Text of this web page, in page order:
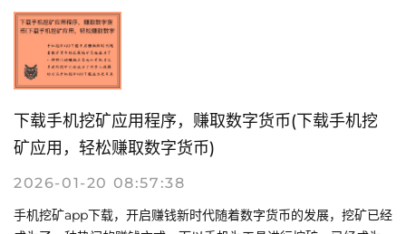
下载手机挖矿应用程序，赚取数字货币(下载手机挖
矿应用，轻松赚取数字货币)
2026-01-20 08:57:38
手机挖矿app下载，开启赚钱新时代随着数字货币的发展，挖矿已经